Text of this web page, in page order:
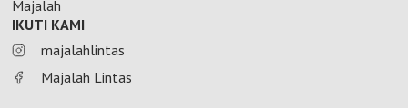
Majalah
IKUTI KAMI
majalahlintas
Majalah Lintas